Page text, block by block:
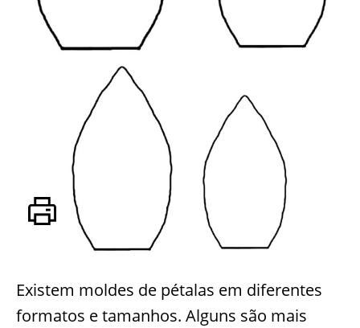
Existem moldes de pétalas em diferentes
formatos e tamanhos. Alguns são mais